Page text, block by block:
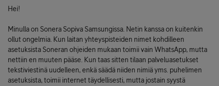
Hei!
Minulla on Sonera Sopiva Samsungissa. Netin kanssa on kuitenkin
ollut ongelmia. Kun laitan yhteyspisteiden nimet kohdilleen
asetuksista Soneran ohjeiden mukaan toimii vain WhatsApp, mutta
nettiin en muuten pääse. Kun taas sitten tilaan palveluasetukset
tekstiviestinä uudelleen, enkä säädä niiden nimiä yms. puhelimen
asetuksista, toimii internet täydellisesti, mutta jostain syystä